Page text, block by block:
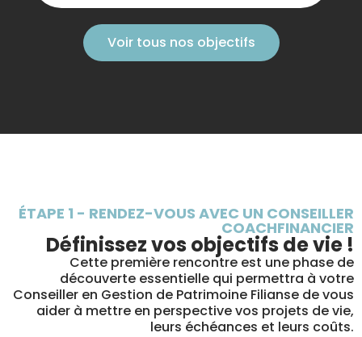
Voir tous nos objectifs
ÉTAPE 1 - RENDEZ-VOUS AVEC UN CONSEILLER
COACHFINANCIER
Définissez vos objectifs de vie !
Cette première rencontre est une phase de
découverte essentielle qui permettra à votre
Conseiller en Gestion de Patrimoine Filianse de vous
aider à mettre en perspective vos projets de vie,
leurs échéances et leurs coûts.